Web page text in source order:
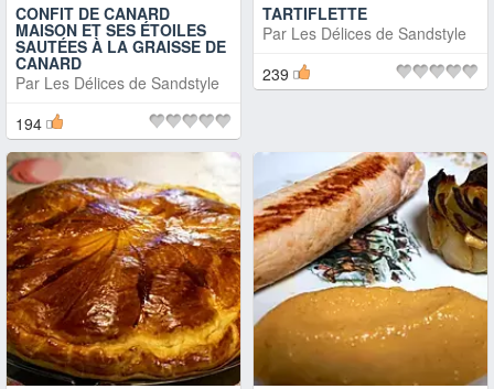
CONFIT DE CANARD
MAISON ET SES ÉTOILES
SAUTÉES À LA GRAISSE DE
CANARD
Par Les Délices de Sandstyle
194
TARTIFLETTE
Par Les Délices de Sandstyle
239